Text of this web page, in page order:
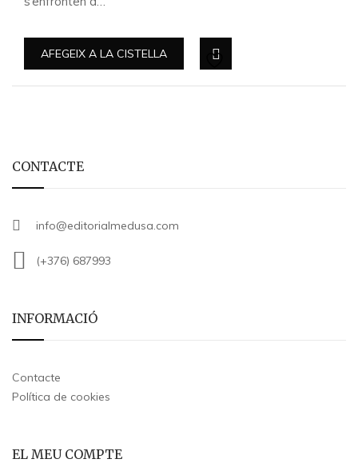
AFEGEIX A LA CISTELLA
CONTACTE
info@editorialmedusa.com
(+376) 687993
INFORMACIÓ
Contacte
Política de cookies
EL MEU COMPTE